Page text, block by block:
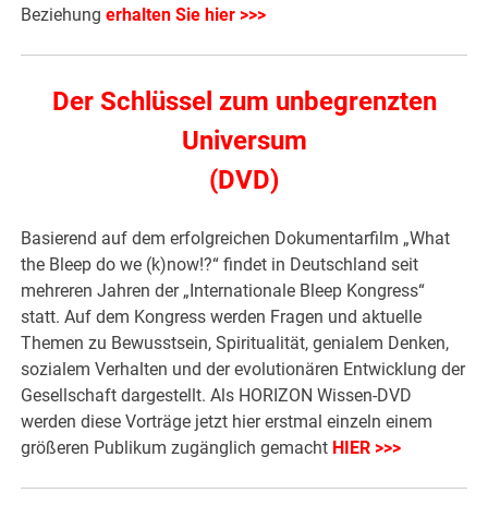
Beziehungerhalten Sie hier >>>
Der Schlüssel zum unbegrenzten
Universum
(DVD)
Basierend auf dem erfolgreichen Dokumentarfilm „What
the Bleep do we (k)now!?“ findet in Deutschland seit
mehreren Jahren der „Internationale Bleep Kongress“
statt. Auf dem Kongress werden Fragen und aktuelle
Themen zu Bewusstsein, Spiritualität, genialem Denken,
sozialem Verhalten und der evolutionären Entwicklung der
Gesellschaft dargestellt. Als HORIZON Wissen-DVD
werden diese Vorträge jetzt hier erstmal einzeln einem
größeren Publikum zugänglich gemacht HIER >>>